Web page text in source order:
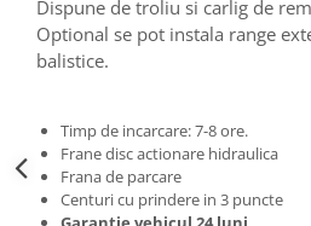
Dispune de troliu si carlig de
Optional se pot instala range
balistice.
Timp de incarcare: 7-8 ore.
Frane disc actionare hidraulica
Frana de parcare
Centuri cu prindere in 3 puncte